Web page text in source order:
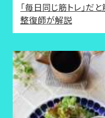
「毎日同じ筋トレ」だ
整復師が解説